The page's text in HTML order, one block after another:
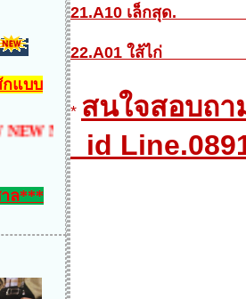
กแบบ
NEW NEW NEW NEW
ล***
21.A10 เล็กสุ
22.A01 ใส้
* สนใจสอบถา
id